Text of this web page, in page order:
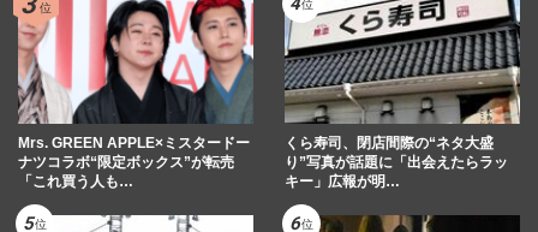
Mrs. GREEN APPLE×ミスタードー
ナツコラボ“限定ボックス”が転売
「これ買う人も…
くら寿司、閉店間際の“ネタ大盛
り”写真が話題に「出会えたらラッ
キー」広報が明…